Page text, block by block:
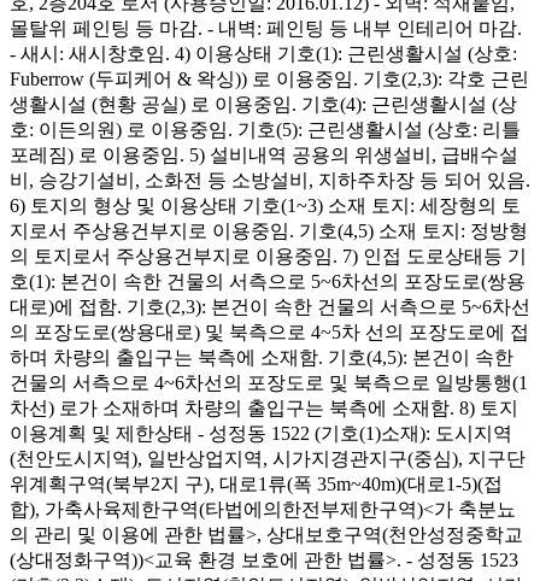
몰탈위 페인팅 등 마감. - 내벽: 페인팅 등 내부 인테리어 마감.
- 새시: 새시창호임. 4) 이용상태 기호(1): 근린생활시설 (상호:
Fuberrow (두피케어 & 왁싱)) 로 이용중임. 기호(2,3): 각호 근린
생활시설 (현황 공실) 로 이용중임. 기호(4): 근린생활시설 (상
호: 이든의원) 로 이용중임. 기호(5): 근린생활시설 (상호: 리틀
포레짐) 로 이용중임. 5) 설비내역 공용의 위생설비, 급배수설
비, 승강기설비, 소화전 등 소방설비, 지하주차장 등 되어 있음.
6) 토지의 형상 및 이용상태 기호(1~3) 소재 토지: 세장형의 토
지로서 주상용건부지로 이용중임. 기호(4,5) 소재 토지: 정방형
의 토지로서 주상용건부지로 이용중임. 7) 인접 도로상태등 기
호(1): 본건이 속한 건물의 서측으로 5~6차선의 포장도로(쌍용
대로)에 접함. 기호(2,3): 본건이 속한 건물의 서측으로 5~6차선
의 포장도로(쌍용대로) 및 북측으로 4~5차 선의 포장도로에 접
하며 차량의 출입구는 북측에 소재함. 기호(4,5): 본건이 속한
건물의 서측으로 4~6차선의 포장도로 및 북측으로 일방통행(1
차선) 로가 소재하며 차량의 출입구는 북측에 소재함. 8) 토지
이용계획 및 제한상태 - 성정동 1522 (기호(1)소재): 도시지역
(천안도시지역), 일반상업지역, 시가지경관지구(중심), 지구단
위계획구역(북부2지 구), 대로1류(폭 35m~40m)(대로1-5)(접
합), 가축사육제한구역(타법에의한전부제한구역)<가 축분뇨
의 관리 및 이용에 관한 법률>, 상대보호구역(천안성정중학교
(상대정화구역))<교육 환경 보호에 관한 법률>. - 성정동 1523